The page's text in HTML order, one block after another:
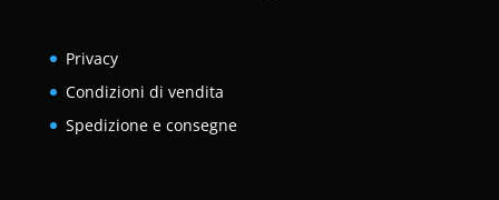
Privacy
Condizioni di vendita
Spedizione e consegne